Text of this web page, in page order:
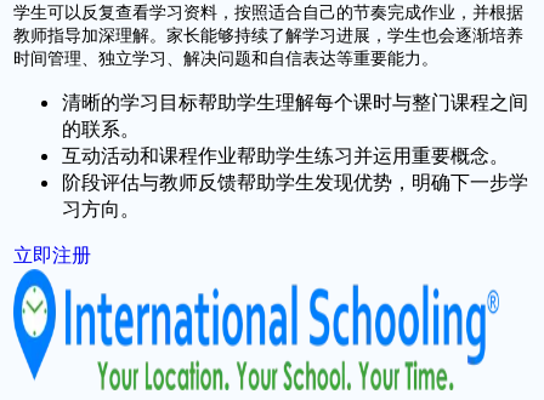
学生可以反复查看学习资料，按照适合自己的节奏完成作业，并根据
教师指导加深理解。家长能够持续了解学习进展，学生也会逐渐培养
时间管理、独立学习、解决问题和自信表达等重要能力。
清晰的学习目标帮助学生理解每个课时与整门课程之间
的联系。
互动活动和课程作业帮助学生练习并运用重要概念。
阶段评估与教师反馈帮助学生发现优势，明确下一步学
习方向。
立即注册